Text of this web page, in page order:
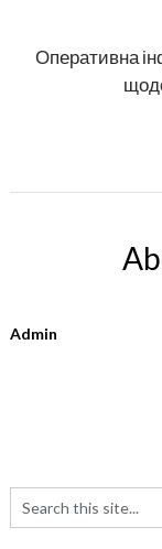
Оперативна
Admin